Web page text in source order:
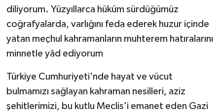
diliyorum. Yüzyıllarca hüküm sürdüğümüz
coğrafyalarda, varlığını feda ederek huzur içinde
yatan meçhul kahramanların muhterem hatıralarını
minnetle yâd ediyorum
Türkiye Cumhuriyeti'nde hayat ve vücut
bulmamızı sağlayan kahraman nesilleri, aziz
şehitlerimizi, bu kutlu Meclis'i emanet eden Gazi